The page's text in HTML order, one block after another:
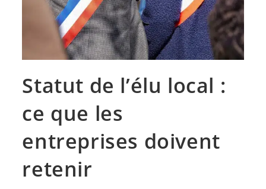
Statut de l’élu local :
ce que les
entreprises doivent
retenir